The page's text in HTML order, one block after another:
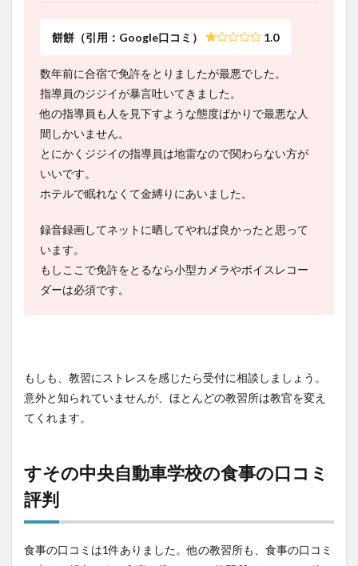
餅餅（引用：Google口コミ） 1.0
数年前に合宿で免許をとりましたが最悪でした。
指導員のジジイが暴言吐いてきました。
他の指導員も人を見下すような態度ばかりで最悪な人
間しかいません。
とにかくジジイの指導員は地雷なので関わらない方が
いいです。
ホテルで眠れなくて金縛りにあいました。
録音録画してネットに晒してやれば良かったと思って
います。
もしここで免許をとるなら小型カメラやボイスレコー
ダーは必須です。
もしも、教習にストレスを感じたら受付に相談しましょう。
意外と知られていませんが、ほとんどの教習所は教官を変え
てくれます。
すその中央自動車学校の食事の口コミ
評判
食事の口コミは1件ありました。他の教習所も、食事の口コミ